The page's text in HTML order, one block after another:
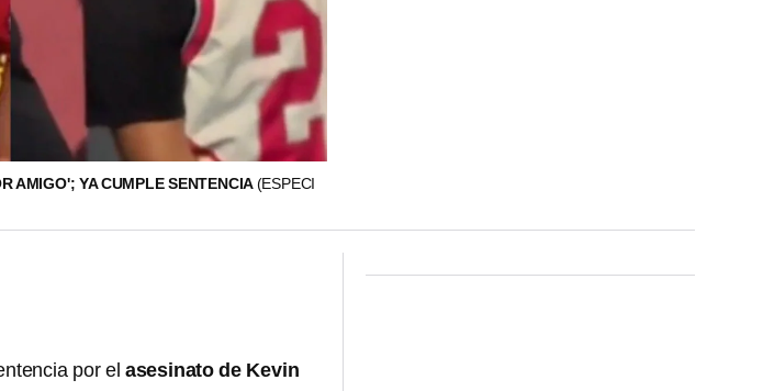
AMIGO'; YA CUMPLE SENTENCIA(ESPECI
por el asesinato de Kevin